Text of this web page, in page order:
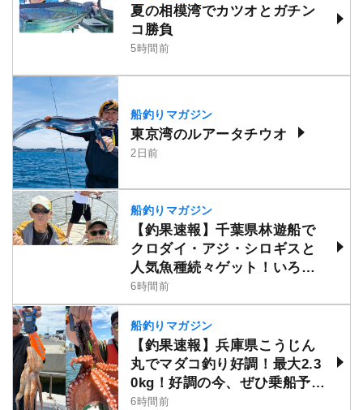
夏の相模湾でカツオとガチン
コ勝負
5時間前
船釣りマガジン
東京湾のルアータチウオ
2日前
船釣りマガジン
【釣果速報】千葉県林遊船で
クロダイ・アジ・シロギスと
人気魚種続々ゲット！いろい
ろな魚との出会いを楽しみた
い人は即予約を！
6時間前
船釣りマガジン
【釣果速報】兵庫県こうじん
丸でマダコ釣り好調！最大2.3
0kg！好調の今、ぜひ乗船予約
を！
6時間前